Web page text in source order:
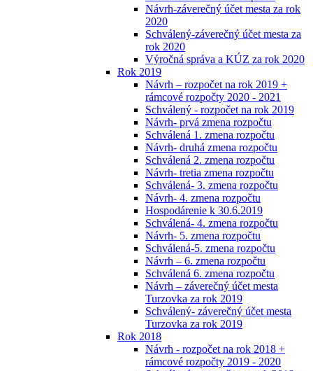
Návrh-záverečný účet mesta za rok
2020
Schválený-záverečný účet mesta za
rok 2020
Výročná správa a KÚZ za rok 2020
Rok 2019
Návrh – rozpočet na rok 2019 +
rámcové rozpočty 2020 - 2021
Schválený - rozpočet na rok 2019
Návrh- prvá zmena rozpočtu
Schválená 1. zmena rozpočtu
Návrh- druhá zmena rozpočtu
Schválená 2. zmena rozpočtu
Návrh- tretia zmena rozpočtu
Schválená- 3. zmena rozpočtu
Návrh- 4. zmena rozpočtu
Hospodárenie k 30.6.2019
Schválená- 4. zmena rozpočtu
Návrh- 5. zmena rozpočtu
Schválená-5. zmena rozpočtu
Návrh – 6. zmena rozpočtu
Schválená 6. zmena rozpočtu
Návrh – záverečný účet mesta
Turzovka za rok 2019
Schválený- záverečný účet mesta
Turzovka za rok 2019
Rok 2018
Návrh - rozpočet na rok 2018 +
rámcové rozpočty 2019 - 2020